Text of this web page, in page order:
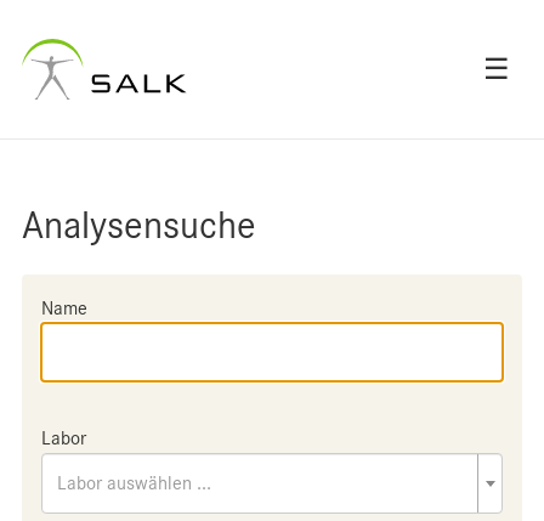
☰
Analysensuche
Name
Labor
Labor auswählen ...